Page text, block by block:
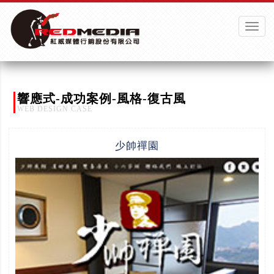
Toggle
響應式-成功案例-風格-復古風
WEB DESIGN CASE
少帥禪園